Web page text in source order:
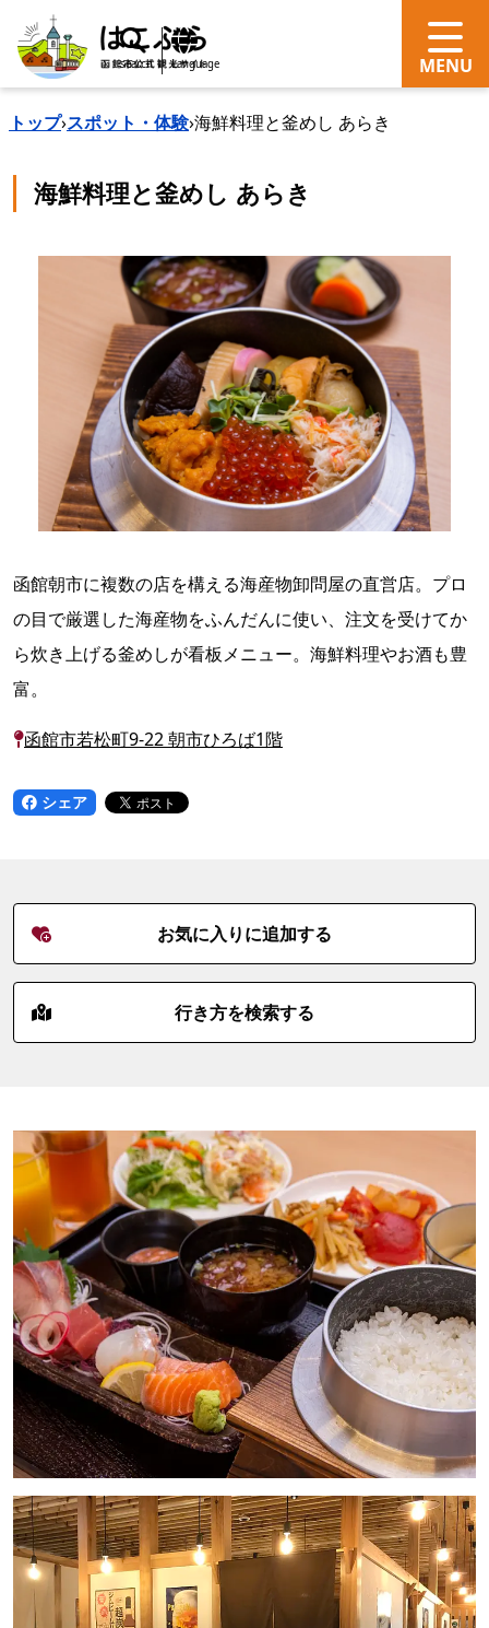
search Language
トップ›スポット・体験›海鮮料理と釜めし あらき
海鮮料理と釜めし あらき
函館朝市に複数の店を構える海産物卸問屋の直営店。プロ
の目で厳選した海産物をふんだんに使い、注文を受けてか
ら炊き上げる釜めしが看板メニュー。海鮮料理やお酒も豊
富。
函館市若松町9-22 朝市ひろば1階
シェア
お気に入りに追加する
行き方を検索する